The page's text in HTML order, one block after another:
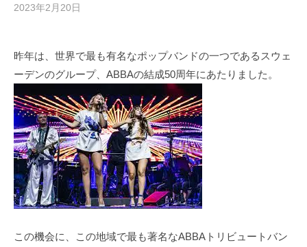
2023年2月20日
i
g
s
h
i
y
a
m
a
の
コ
ン
ト
昨年は、世界で最も有名なポップバンドの一つであるスウェ
ーデンのグループ、ABBAの結成50周年にあたりました。
この機会に、この地域で最も著名なABBAトリビュートバン